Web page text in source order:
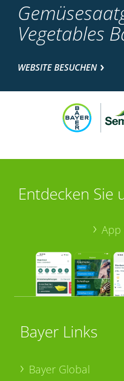
Vegetables
WEBSITE BESUCHEN
Entdecken Sie
App
Bayer Links
Bayer Global